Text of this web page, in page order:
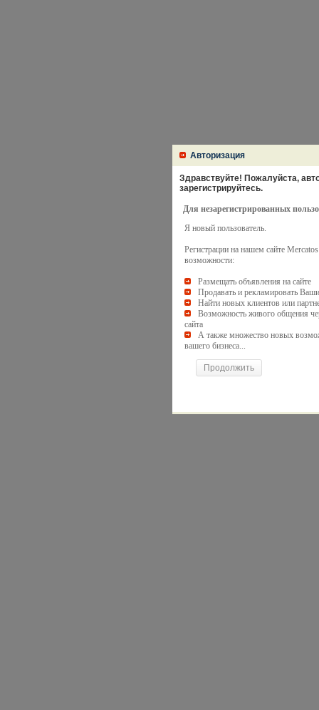
Авторизация
Здравствуйте! Пожалуйста,
зарегистрируйтесь.
Для незарегистрированных
Я новый пользователь.
Регистрации на нашем сайте
возможности:
Размещать объявления на сайте
Продавать и рекламировать
Найти новых клиентов или
Возможность живого общения
сайта
А также множество новых
вашего бизнеса...